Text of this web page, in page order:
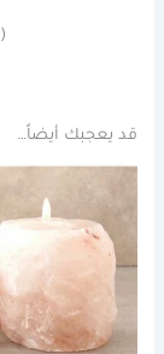
(
قد يعجبك أيضاً…
السعر
هو:
55,00 ر.س.